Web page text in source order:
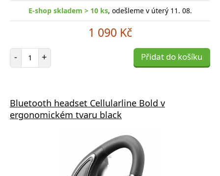
E-shop skladem > 10 ks, odešleme v úterý 11. 08.
1 090 Kč
- Počet položek
+ Přidat do košíku
Bluetooth headset Cellularline Bold v
ergonomickém tvaru black